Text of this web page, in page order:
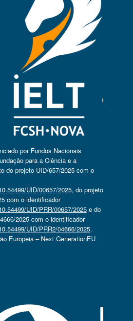
por Fundos Nacionais
para a Ciência e a
do projeto UID/657/2025 com o
UID/00657/2025, do projeto
com o identificador
UID/PRR/00657/2025e do
2025 com o identificador
UID/PRR2/04666/2025.
Europeia – Next GenerationEU